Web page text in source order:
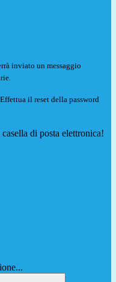
inviato un messaggio
il reset della password
di posta elettronica!